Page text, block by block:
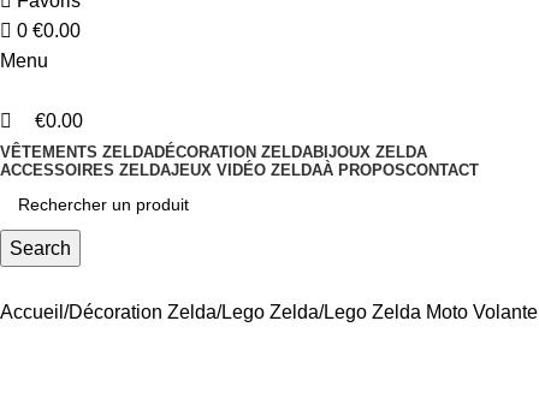
0 €0.00
Menu
€0.00
VÊTEMENTS ZELDADÉCORATION ZELDABIJOUX ZELDA
ACCESSOIRES ZELDAJEUX VIDÉO ZELDAÀ PROPOSCONTACT
Search
Accueil Décoration Zelda Lego Zelda Lego Zelda Moto Volante